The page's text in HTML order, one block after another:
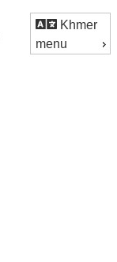
Khmer
menu